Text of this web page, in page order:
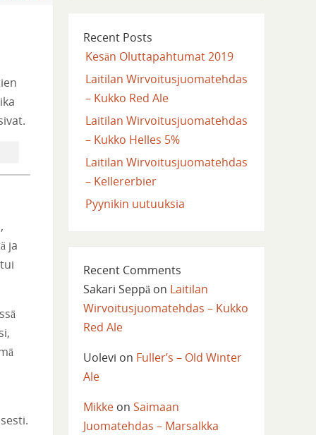
ja
Recent Posts
Kesän Oluttapahtumat 2019
Laitilan Wirvoitusjuomatehdas
– Kukko Red Ale
Laitilan Wirvoitusjuomatehdas
– Kukko Helles 5%
Laitilan Wirvoitusjuomatehdas
– Kellererbier
Pyynikin uutuuksia
Recent Comments
Sakari Seppäon Laitilan
Wirvoitusjuomatehdas – Kukko
Red Ale
Uolevi on Fuller’s – Old Winter
Ale
Mikkeon Saimaan
Juomatehdas – Marsalkka